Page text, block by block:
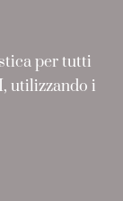
per tutti
utilizzando i